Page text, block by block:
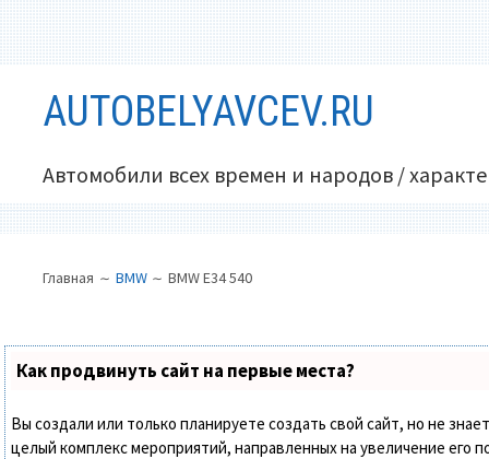
содержимомуAUTOBELYAVCEV.RU
Автомобили всех времен и народов /
МЕНЮ
САЙТЕ
(ХЛЕБНЫЕ
КРОШКИ)
Главная BMW BMW E34 540
Как продвинуть сайт на первые места?
Вы создали или только планируете создать свой сайт, но не
целый комплекс мероприятий, направленных на увеличение его